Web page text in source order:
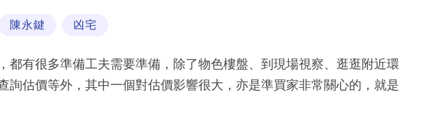
陳永鍵 凶宅
都有很多準備工夫需要準備，除了物色樓盤、到現場視察、逛逛附近環
詢估價等外，其中一個對估價影響很大，亦是準買家非常關心的，就是